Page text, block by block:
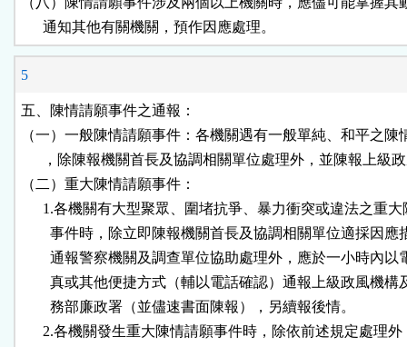
      通知其他有關機關，預作因應處理。
5
五、陳情請願事件之通報：
（一）一般陳情請願事件：各機關遇有一般單純、和平之陳
，除陳報機關首長及協調相關單位處理外，並陳報上級
（二）重大陳情請願事件：
1.各機關有大型聚眾、圍堵抗爭、暴力衝突或違法之重
事件時，除立即陳報機關首長及協調相關單位適採因應
通報警察機關及調查單位協助處理外，應於一小時內以
真或其他便捷方式（輔以電話確認）通報上級政風機構
        務部廉政署（並儘速書面陳報），另續報後情。
2.各機關發生重大陳情請願事件時，除依前述規定處理